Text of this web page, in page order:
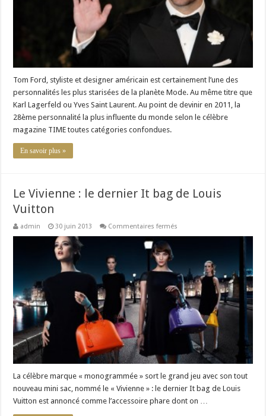
Tom Ford, styliste et designer américain est certainement l’une des
personnalités les plus starisées de la planète Mode. Au même titre que
Karl Lagerfeld ou Yves Saint Laurent. Au point de devinir en 2011, la
28ème personnalité la plus influente du monde selon le célèbre
magazine TIME toutes catégories confondues.
En savoir plus »
Le Vivienne : le dernier It bag de Louis
Vuitton
admin 30 juin 2013 Commentaires fermés
It
bag
de
Louis
Vuitton
La célèbre marque « monogrammée » sort le grand jeu avec son tout
nouveau mini sac, nommé le « Vivienne » : le dernier It bag de Louis
Vuitton est annoncé comme l’accessoire phare dont on …